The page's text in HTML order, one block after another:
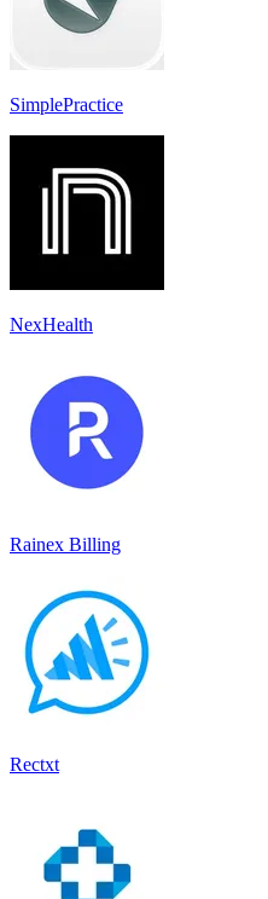
SimplePractice
NexHealth
Rainex Billing
Rectxt